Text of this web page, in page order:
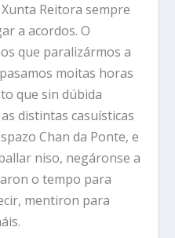
Reitora sempre
a acordos. O
que paralizármos a
moitas horas
que sin dúbida
distintas casuísticas
Chan da Ponte, e
niso, negáronse a
o tempo para
mentiron para